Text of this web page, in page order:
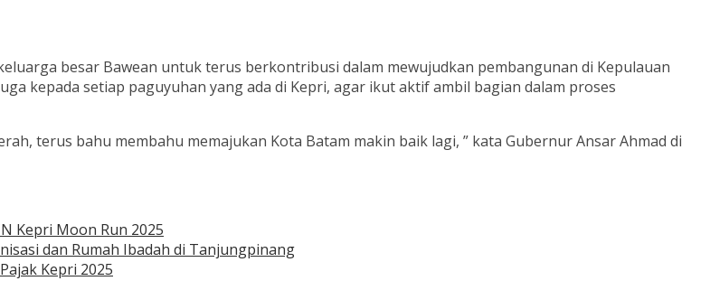
besar Bawean untuk terus berkontribusi dalam mewujudkan pembangunan di Kepulauan
kepada setiap paguyuhan yang ada di Kepri, agar ikut aktif ambil bagian dalam proses
terus bahu membahu memajukan Kota Batam makin baik lagi, ” kata Gubernur Ansar Ahmad di
Kepri Moon Run 2025
dan Rumah Ibadah di Tanjungpinang
Kepri 2025